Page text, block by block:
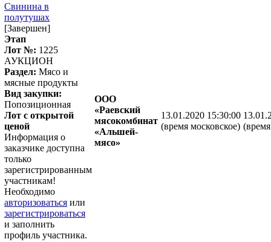
Свинина в
полутушах
[Завершен]
Этап
Лот №: 1225
АУКЦИОН
Раздел: Мясо и
мясные продукты
Вид закупки:
Попозиционная
Лот с открытой
ценой
Информация о
заказчике доступна
только
зарегистрированным
участникам!
Необходимо
авторизоваться или
зарегистрироваться
и заполнить
профиль участника.
ООО
«Раевский
мясокомбинат
«Альшей-
мясо»
13.01.2020 15:30:00
(время московское)